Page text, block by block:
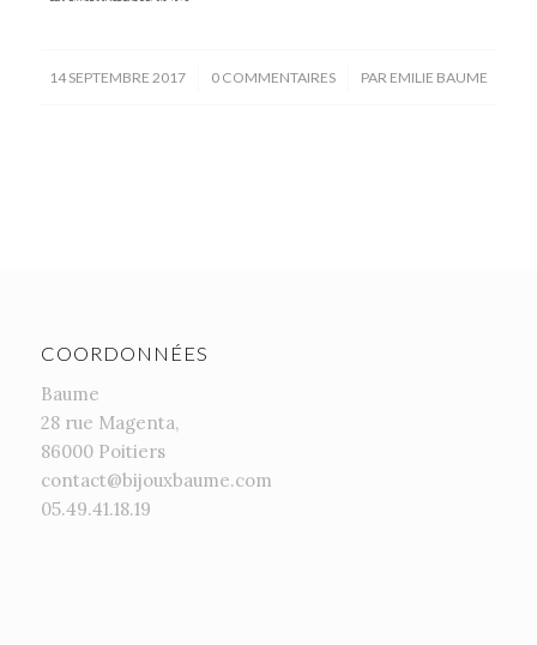
14 SEPTEMBRE 2017
/ 0 COMMENTAIRES
/ PAR EMILIE BAUME
COORDONNÉES
Baume
28 rue Magenta,
86000 Poitiers
contact@bijouxbaume.com
05.49.41.18.19